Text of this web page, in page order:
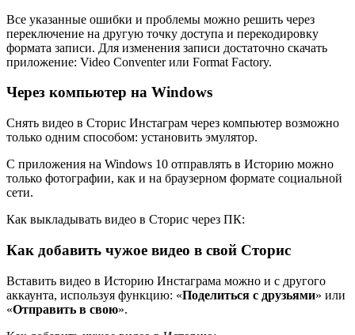
Все указанные ошибки и проблемы можно решить через
переключение на другую точку доступа и перекодировку
формата записи. Для изменения записи достаточно скачать
приложение: Video Conventer или Format Factory.
Через компьютер на Windows
Снять видео в Сторис Инстаграм через компьютер возможно
только одним способом: установить эмулятор.
С приложения на Windows 10 отправлять в Историю можно
только фотографии, как и на браузерном формате социальной
сети.
Как выкладывать видео в Сторис через ПК:
Как добавить чужое видео в свой Сторис
Вставить видео в Историю Инстаграма можно и с другого
аккаунта, используя функцию: «Поделиться с друзьями» или
«Отправить в свою».